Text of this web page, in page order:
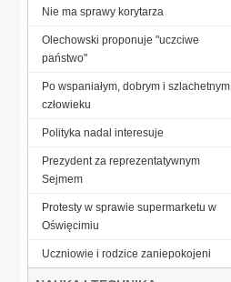
Nie ma sprawy korytarza
Olechowski proponuje "uczciwe
państwo"
Po wspaniałym, dobrym i szlachetnym
człowieku
Polityka nadal interesuje
Prezydent za reprezentatywnym
Sejmem
Protesty w sprawie supermarketu w
Oświęcimiu
Uczniowie i rodzice zaniepokojeni